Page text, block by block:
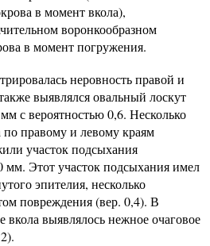
в момент вкола),
воронкообразном
в момент погружения.
неровность правой и
выявлялся овальный лоскут
с вероятностью 0,6. Несколько
правому и левому краям
участок подсыхания
мм. Этот участок подсыхания имел
эпителия, несколько
повреждения (вер. 0,4). В
вкола выявлялось нежное очаговое